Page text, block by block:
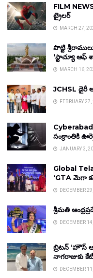
FILM
ట్రైలర్
MARCH 27,
పొట్టి
‘స్టాచ్యూ ఆఫ్
MARCH 16,
JCHSL డైరీ
FEBRUARY
సంక్రాంతికి
JANUARY 3,
Global
‘GTA మెగా
DECEMBER
శ్రీమతి
DECEMBER
బ్రిటన్ ‘హౌస్
నాగరాజుకు
DECEMBER